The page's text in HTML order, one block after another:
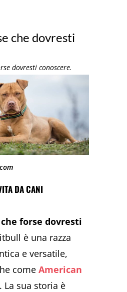
che dovresti
dovresti conoscere.
DA CANI
forse dovresti
è una razza
e versatile,
comeAmerican
. La sua storia è